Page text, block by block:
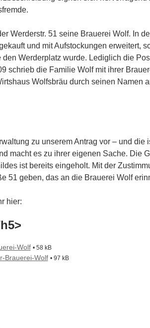
Werderstr. 51 seine Brauerei Wolf. In
und mit Aufstockungen erweitert,
Werderplatz wurde. Lediglich die
schrieb die Familie Wolf mit ihrer
Wolfsbräu durch seinen Namen
zu unserem Antrag vor – und die
macht es zu ihrer eigenen Sache. Die
ist bereits eingeholt. Mit der
51 geben, das an die Brauerei Wolf
hier:
Wolf • 58 kB
Brauerei-Wolf • 97 kB